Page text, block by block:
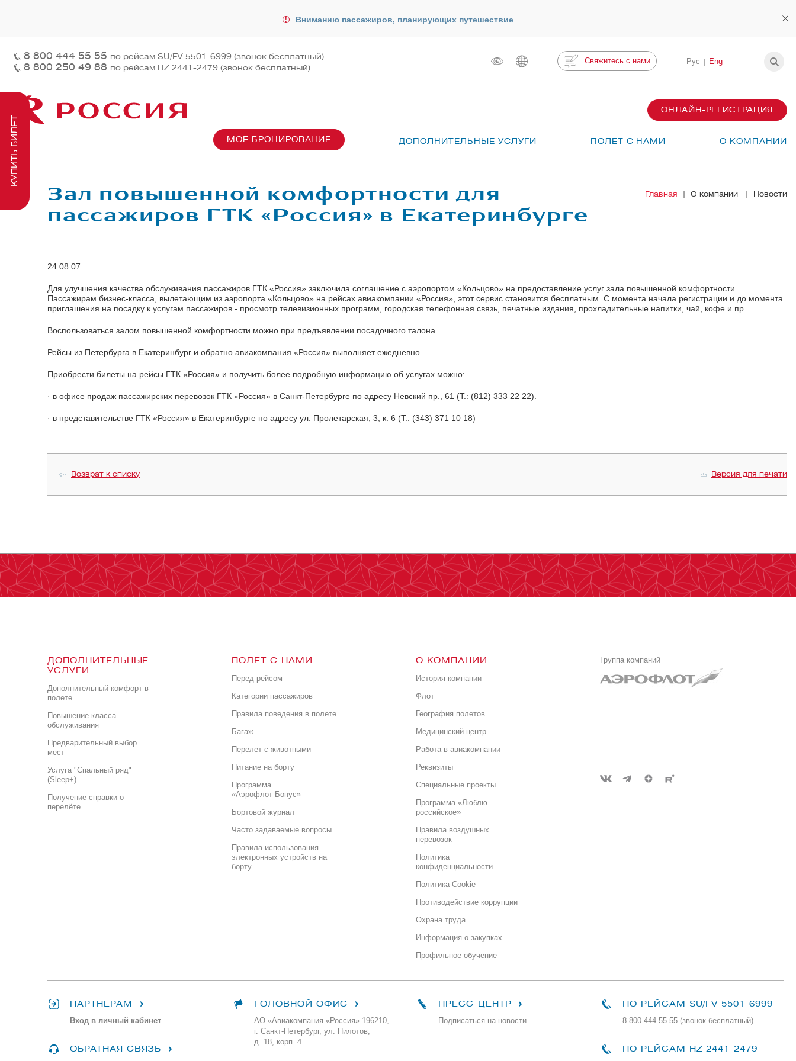
Вниманию пассажиров, планирующих путешествие
8 800 444 55 55 по рейсам SU/FV 5501-6999 (звонок бесплатный)
8 800 250 49 88 по рейсам HZ 2441-2479 (звонок бесплатный)
Свяжитесь с нами Рус Eng
ОНЛАЙН-РЕГИСТРАЦИЯ
МОЕ БРОНИРОВАНИЕ ДОПОЛНИТЕЛЬНЫЕ УСЛУГИ ПОЛЕТ С НАМИ О КОМПАНИИ
Заказ чартера
Пассажирам
На борту
Главная О компании Новости
Зал повышенной комфортности для
пассажиров ГТК «Россия» в Екатеринбурге
24.08.07
Для улучшения качества обслуживания пассажиров ГТК «Россия» заключила соглашение с аэропортом «Кольцово» на предоставление услуг зала повышенной комфортности.
Пассажирам бизнес-класса, вылетающим из аэропорта «Кольцово» на рейсах авиакомпании «Россия», этот сервис становится бесплатным. С момента начала регистрации и до момента
приглашения на посадку к услугам пассажиров - просмотр телевизионных программ, городская телефонная связь, печатные издания, прохладительные напитки, чай, кофе и пр.
Воспользоваться залом повышенной комфортности можно при предъявлении посадочного талона.
Рейсы из Петербурга в Екатеринбург и обратно авиакомпания «Россия» выполняет ежедневно.
Приобрести билеты на рейсы ГТК «Россия» и получить более подробную информацию об услугах можно:
· в офисе продаж пассажирских перевозок ГТК «Россия» в Санкт-Петербурге по адресу Невский пр., 61 (Т.: (812) 333 22 22).
· в представительстве ГТК «Россия» в Екатеринбурге по адресу ул. Пролетарская, 3, к. 6 (Т.: (343) 371 10 18)
Возврат к списку Версия для печати
ДОПОЛНИТЕЛЬНЫЕ
УСЛУГИ
Дополнительный комфорт в
полете
Повышение класса
обслуживания
Предварительный выбор
мест
Услуга "Спальный ряд"
(Sleep+)
Получение справки о
перелёте
ПОЛЕТ С НАМИ
Перед рейсом
Категории пассажиров
Правила поведения в полете
Багаж
Перелет с животными
Питание на борту
Программа
«Аэрофлот Бонус»
Бортовой журнал
Часто задаваемые вопросы
Правила использования
электронных устройств на
борту
О КОМПАНИИ
История компании
Флот
География полетов
Медицинский центр
Работа в авиакомпании
Реквизиты
Специальные проекты
Программа «Люблю
российское»
Правила воздушных
перевозок
Политика
конфиденциальности
Политика Cookie
Противодействие коррупции
Охрана труда
Информация о закупках
Профильное обучение
Группа компаний
ПАРТНЕРАМ
Вход в личный кабинет
ОБРАТНАЯ СВЯЗЬ
ГОЛОВНОЙ ОФИС
АО «Авиакомпания «Россия» 196210,
г. Санкт-Петербург, ул. Пилотов,
д. 18, корп. 4
ПРЕСС-ЦЕНТР
Подписаться на новости
ПО РЕЙСАМ SU/FV 5501-6999
8 800 444 55 55 (звонок бесплатный)
ПО РЕЙСАМ HZ 2441-2479
КУПИТЬ БИЛЕТ